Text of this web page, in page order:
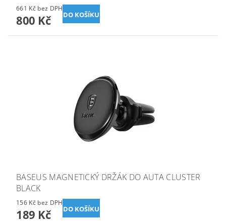
661 Kč bez DPH
800 Kč
BASEUS MAGNETICKÝ DRŽÁK DO AUTA CLUSTER
BLACK
156 Kč bez DPH
189 Kč